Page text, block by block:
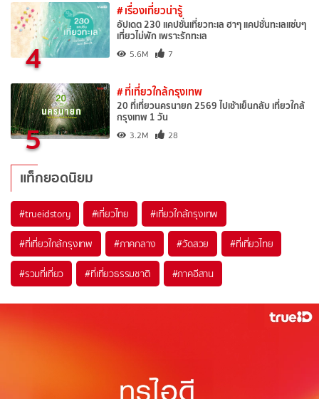
4
# เรื่องเที่ยวน่ารู้
อัปเดต 230 แคปชั่นเที่ยวทะเล ฮาๆ แคปชั่นทะเลแซ่บๆ
เที่ยวไม่พัก เพราะรักทะเล
5.6M 7
5
# ที่เที่ยวใกล้กรุงเทพ
20 ที่เที่ยวนครนายก 2569 ไปเช้าเย็นกลับ เที่ยวใกล้
กรุงเทพ 1 วัน
3.2M 28
แท็กยอดนิยม
#trueidstory #เที่ยวไทย #เที่ยวใกล้กรุงเทพ
#ที่เที่ยวใกล้กรุงเทพ #ภาคกลาง #วัดสวย #ที่เที่ยวไทย
#รวมที่เที่ยว #ที่เที่ยวธรรมชาติ #ภาคอีสาน